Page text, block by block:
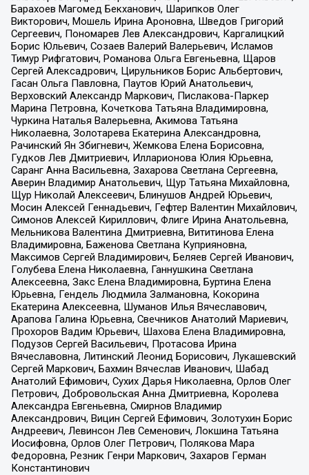
Барахоев Магомед Бекханович, Шарипков Олег
Викторович, Мошель Ирина Ароновна, Шведов Григорий
Сергеевич, Пономарев Лев Александрович, Каргалицкий
Борис Юльевич, Созаев Валерий Валерьевич, Исламов
Тимур Рифгатович, Романова Ольга Евгеньевна, Щаров
Сергей Алексадрович, Цирульников Борис Альбертович,
Гасан Ольга Павловна, Паутов Юрий Анатольевич,
Верховский Александр Маркович, Пислакова-Паркер
Марина Петровна, Кочеткова Татьяна Владимировна,
Чуркина Наталья Валерьевна, Акимова Татьяна
Николаевна, Золотарева Екатерина Александровна,
Рачинский Ян Збигневич, Жемкова Елена Борисовна,
Гудков Лев Дмитриевич, Илларионова Юлия Юрьевна,
Саранг Анна Васильевна, Захарова Светлана Сергеевна,
Аверин Владимир Анатольевич, Щур Татьяна Михайловна,
Щур Николай Алексеевич, Блинушов Андрей Юрьевич,
Мосин Алексей Геннадьевич, Гефтер Валентин Михайлович,
Симонов Алексей Кириллович, Флиге Ирина Анатольевна,
Мельникова Валентина Дмитриевна, Вититинова Елена
Владимировна, Баженова Светлана Куприяновна,
Максимов Сергей Владимирович, Беляев Сергей Иванович,
Голубева Елена Николаевна, Ганнушкина Светлана
Алексеевна, Закс Елена Владимировна, Буртина Елена
Юрьевна, Гендель Людмила Залмановна, Кокорина
Екатерина Алексеевна, Шуманов Илья Вячеславович,
Арапова Галина Юрьевна, Свечников Анатолий Мариевич,
Прохоров Вадим Юрьевич, Шахова Елена Владимировна,
Подузов Сергей Васильевич, Протасова Ирина
Вячеславовна, Литинский Леонид Борисович, Лукашевский
Сергей Маркович, Бахмин Вячеслав Иванович, Шабад
Анатолий Ефимович, Сухих Дарья Николаевна, Орлов Олег
Петрович, Добровольская Анна Дмитриевна, Королева
Александра Евгеньевна, Смирнов Владимир
Александрович, Вицин Сергей Ефимович, Золотухин Борис
Андреевич, Левинсон Лев Семенович, Локшина Татьяна
Иосифовна, Орлов Олег Петрович, Полякова Мара
Федоровна, Резник Генри Маркович, Захаров Герман
Константинович